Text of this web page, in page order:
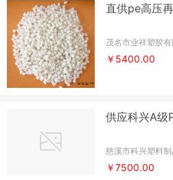
直供pe高压
茂名市业祥塑胶有
￥5400.00
供应科兴A级
慈溪市科兴塑料
￥7500.00